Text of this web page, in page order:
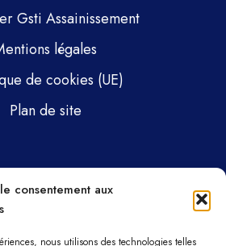
consentement aux
nous utilisons des technologies telles
Gsti Assainissement
légales
de cookies (UE)
Plan de site
Mécanique